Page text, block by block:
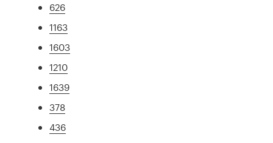
626
1163
1603
1210
1639
378
436